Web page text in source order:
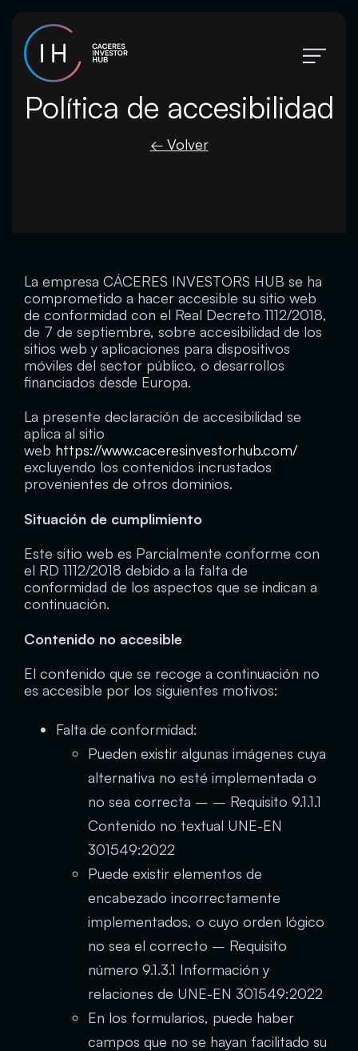
Política de accesibilidad
← Volver
La empresa CÁCERES INVESTORS HUB se ha
comprometido a hacer accesible su sitio web
de conformidad con el Real Decreto 1112/2018,
de 7 de septiembre, sobre accesibilidad de los
sitios web y aplicaciones para dispositivos
móviles del sector público, o desarrollos
financiados desde Europa.
La presente declaración de accesibilidad se
aplica al sitio
web https://www.caceresinvestorhub.com/
excluyendo los contenidos incrustados
provenientes de otros dominios.
Situación de cumplimiento
Este sitio web es Parcialmente conforme con
el RD 1112/2018 debido a la falta de
conformidad de los aspectos que se indican a
continuación.
Contenido no accesible
El contenido que se recoge a continuación no
es accesible por los siguientes motivos:
Falta de conformidad:
Pueden existir algunas imágenes cuya
alternativa no esté implementada o
no sea correcta – – Requisito 9.1.1.1
Contenido no textual UNE-EN
301549:2022
Puede existir elementos de
encabezado incorrectamente
implementados, o cuyo orden lógico
no sea el correcto – Requisito
número 9.1.3.1 Información y
relaciones de UNE-EN 301549:2022
En los formularios, puede haber
campos que no se hayan facilitado su